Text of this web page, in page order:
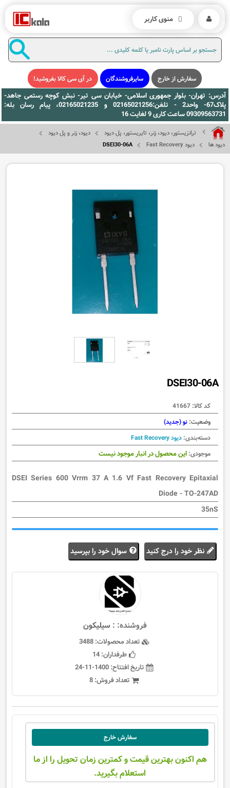
سفارش از خارج سایرفروشندگان در آی سی کالا بفروشید!
آدرس: تهران- بلوار جمهوری اسلامی- خیابان سی تیر- نبش کوچه رستمی جاهد-
پلاک67- واحد2 - تلفن:02165021256 و 02165021235، پیام رسان بله:
09309563731 ساعت کاری 9 لغایت 16
ترانزیستور، دیود، زنر، تایریستور، پل دیود
دیود، زنر و پل دیود
دیود ها
دیود Fast Recovery DSEI30-06A
DSEI30-06A
کد کالا: 41667
وضعیت: نو (جدید)
دسته‌بندی: دیود Fast Recovery
موجودی: این محصول در انبار موجود نیست
DSEI Series 600 Vrrm 37 A 1.6 Vf Fast Recovery Epitaxial
Diode - TO-247AD
35nS
نظر خود را درج کنید سوال خود را بپرسید
فروشنده: : سيليكون
تعداد محصولات:3488
طرفداران:14
تاریخ افتتاح:1400-11-24
تعداد فروش:8
سفارش خارج
هم اکنون بهترین قیمت و کمترین زمان تحویل را از ما
استعلام بگیرید.
منوی کاربر